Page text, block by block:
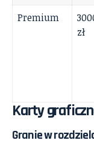
Premium
zł
Karty
Granie w